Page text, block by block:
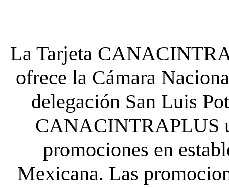
La Tarjeta
ofrece la Cámara
delegación San Luis
CANACINTRAPLUS
promociones en
Mexicana. Las